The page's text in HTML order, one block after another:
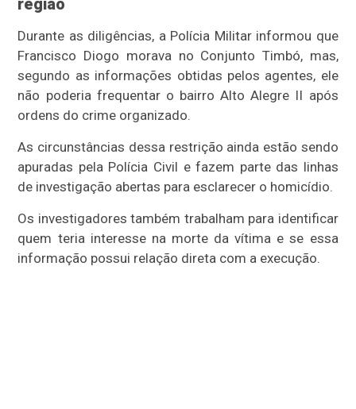
região
Durante as diligências, a Polícia Militar informou que
Francisco Diogo morava no Conjunto Timbó, mas,
segundo as informações obtidas pelos agentes, ele
não poderia frequentar o bairro Alto Alegre II após
ordens do crime organizado.
As circunstâncias dessa restrição ainda estão sendo
apuradas pela Polícia Civil e fazem parte das linhas
de investigação abertas para esclarecer o homicídio.
Os investigadores também trabalham para identificar
quem teria interesse na morte da vítima e se essa
informação possui relação direta com a execução.